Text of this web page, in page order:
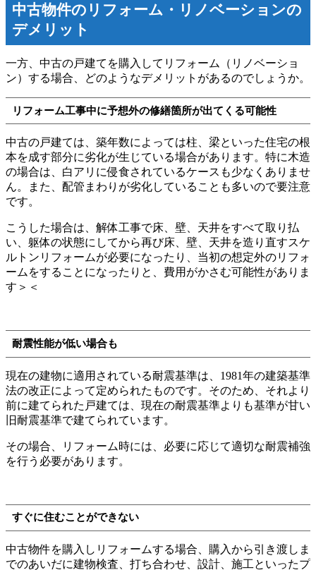
中古物件のリフォーム・リノベーションの
デメリット
一方、中古の戸建てを購入してリフォーム（リノベーショ
ン）する場合、どのようなデメリットがあるのでしょうか。
リフォーム工事中に予想外の修繕箇所が出てくる可能性
中古の戸建ては、築年数によっては柱、梁といった住宅の根
本を成す部分に劣化が生じている場合があります。特に木造
の場合は、白アリに侵食されているケースも少なくありませ
ん。また、配管まわりが劣化していることも多いので要注意
です。
こうした場合は、解体工事で床、壁、天井をすべて取り払
い、躯体の状態にしてから再び床、壁、天井を造り直すスケ
ルトンリフォームが必要になったり、当初の想定外のリフォ
ームをすることになったりと、費用がかさむ可能性がありま
す＞＜
耐震性能が低い場合も
現在の建物に適用されている耐震基準は、1981年の建築基準
法の改正によって定められたものです。そのため、それより
前に建てられた戸建ては、現在の耐震基準よりも基準が甘い
旧耐震基準で建てられています。
その場合、リフォーム時には、必要に応じて適切な耐震補強
を行う必要があります。
すぐに住むことができない
中古物件を購入しリフォームする場合、購入から引き渡しま
でのあいだに建物検査、打ち合わせ、設計、施工といったプ